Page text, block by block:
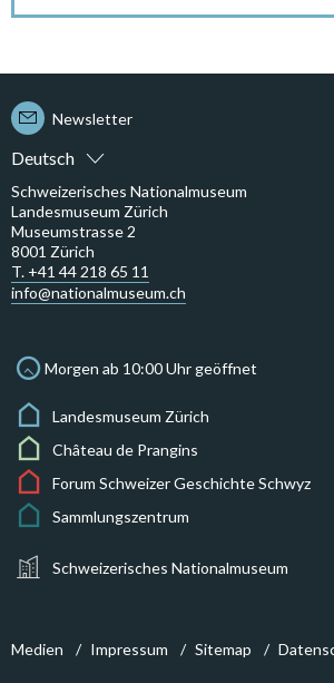
Deutsch
Newsletter
Schweizerisches Nationalmuseum
Landesmuseum Zürich
Museumstrasse 2
8001 Zürich
T. +41 44 218 65 11
info@nationalmuseum.ch
Morgen ab 10:00 Uhr geöffnet
Landesmuseum Zürich
Château de Prangins
Forum Schweizer Geschichte Schwyz
Sammlungszentrum
Schweizerisches Nationalmuseum
Medien Impressum Sitemap